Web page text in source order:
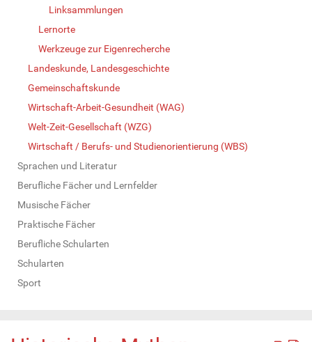
Linksammlungen
Lernorte
Werkzeuge zur Eigenrecherche
Landeskunde, Landesgeschichte
Gemeinschaftskunde
Wirtschaft-Arbeit-Gesundheit (WAG)
Welt-Zeit-Gesellschaft (WZG)
Wirtschaft / Berufs- und Studienorientierung (WBS)
Sprachen und Literatur
Berufliche Fächer und Lernfelder
Musische Fächer
Praktische Fächer
Berufliche Schularten
Schularten
Sport